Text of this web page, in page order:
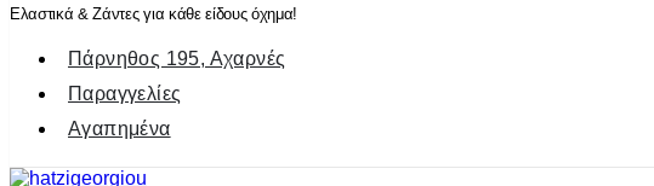
Ελαστικά & Ζάντες για κάθε είδους όχημα!
Πάρνηθος 195, Αχαρνές
Παραγγελίες
Αγαπημένα